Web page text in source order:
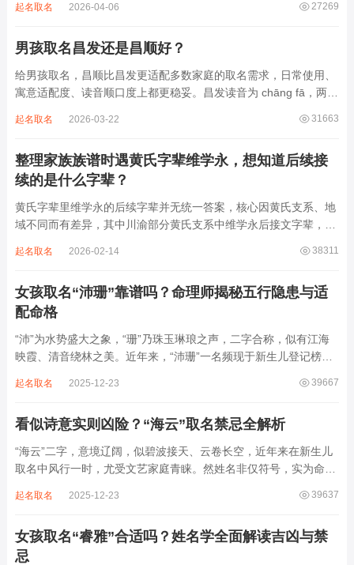
急促的鼓点，这类音频本身具备静心的基础特质。睡前思绪繁杂、
27269
起名取名 2026-04-06
男孩取名昌发还是昌顺好？
给男孩取名，昌顺比昌发更适配多数家庭的取名需求，日常使用、
寓意适配度、读音顺口度上都更稳妥。昌发读音为 chāng fā，两个
离叫名字时辨识度不高。昌字本义为兴盛、繁茂，发字核心指向发
31663
起名取名 2026-03-22
整理家族族谱时遇黄氏字辈维学永，想知道后续接
续的是什么字辈？
黄氏字辈里维学永的后续字辈并无统一答案，核心因黄氏支系、地
域不同而有差异，其中川渝部分黄氏支系中维学永后接文字辈，完
某支系的续修字辈，在安岳、岳池一带的黄氏族谱里能明确查到，
38311
起名取名 2026-02-14
女孩取名“沛珊”靠谱吗？命理师揭秘五行隐患与适
配命格
“沛”为水势盛大之象，“珊”乃珠玉琳琅之声，二字合称，似有江海
映霞、清音绕林之美。近年来，“沛珊”一名频现于新生儿登记榜
雅符号，实为命理五行流转之枢纽。一字之选，关乎气场平衡。沛
39667
起名取名 2025-12-23
看似诗意实则凶险？“海云”取名禁忌全解析
“海云”二字，意境辽阔，似碧波接天、云卷长空，近年来在新生儿
取名中风行一时，尤受文艺家庭青睐。然姓名非仅符号，实为命局
滔天，木浮无根，阴气过重，易致意志不坚、事业漂泊、健康受
39637
起名取名 2025-12-23
女孩取名“睿雅”合适吗？姓名学全面解读吉凶与禁
忌